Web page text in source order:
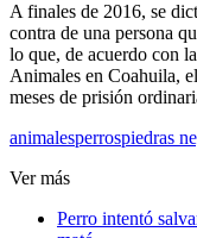
A finales de 2016, se
contra de una persona
lo que, de acuerdo con
Animales en Coahuila,
meses de prisión
animalesperrospiedras
Ver más
Perro intentó